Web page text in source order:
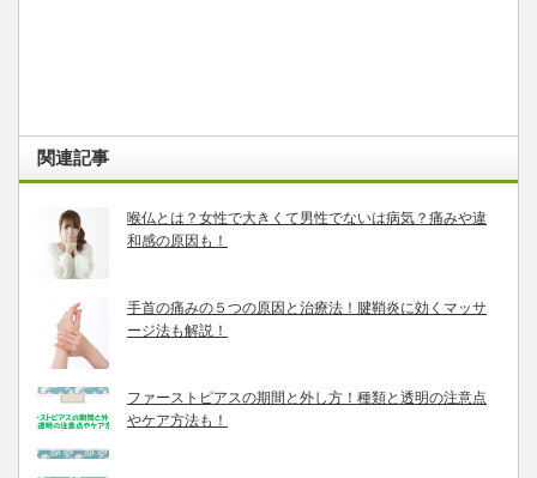
関連記事
喉仏とは？女性で大きくて男性でないは病気？痛みや違
和感の原因も！
手首の痛みの５つの原因と治療法！腱鞘炎に効くマッサ
ージ法も解説！
ファーストピアスの期間と外し方！種類と透明の注意点
やケア方法も！